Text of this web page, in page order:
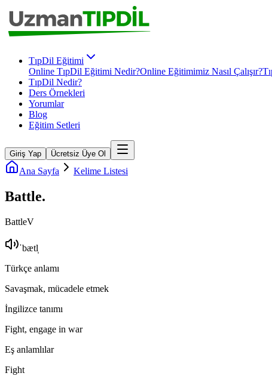
TıpDil Eğitimi
Online TıpDil Eğitimi Nedir?Online Eğitimimiz Nasıl Çalışır?
TıpDil Nedir?
Ders Örnekleri
Yorumlar
Blog
Eğitim Setleri
Giriş Yap Ücretsiz Üye Ol
Ana Sayfa Kelime Listesi
Battle.
BattleV
ˈbætl̩
Türkçe anlamı
Savaşmak, mücadele etmek
İngilizce tanımı
Fight, engage in war
Eş anlamlılar
Fight